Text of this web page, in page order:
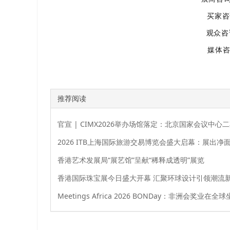
买家
观众
媒体
推荐阅读
官宣 | CIMX2026举办场馆落定：北京国家会议中心
香港艺术发展局“展艺馆”呈献“稀释成透明”展览
香港国际珠宝展今日盛大开幕 汇聚环球设计引领潮流